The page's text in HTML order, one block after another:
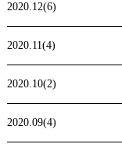
2020.12(6)
2020.11(4)
2020.10(2)
2020.09(4)